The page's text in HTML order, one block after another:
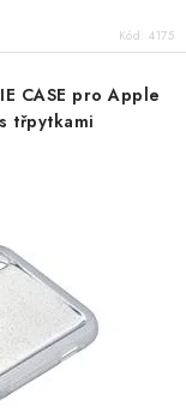
Kód: 4175
CASE pro Apple
třpytkami